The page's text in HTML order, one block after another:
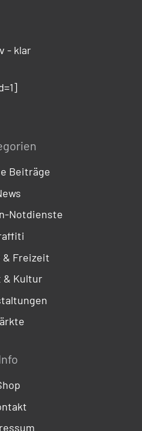
- klar
Beiträge
Notdienste
& Freizeit
& Kultur
Info